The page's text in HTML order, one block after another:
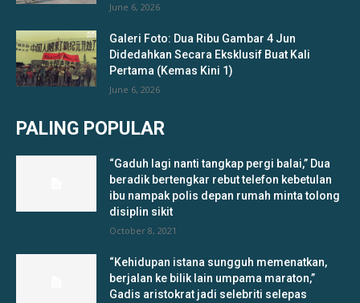
June 6, 2026
Galeri Foto: Dua Ribu Gambar 4 Jun
Didedahkan Secara Eksklusif Buat Kali
Pertama (Kemas Kini 1)
June 6, 2026
PALING POPULAR
“Gaduh lagi nanti tangkap pergi balai,” Dua
beradik bertengkar rebut telefon kebetulan
ibu nampak polis depan rumah minta tolong
disiplin sikit
October 8, 2021
“Kehidupan istana sungguh memenatkan,
berjalan ke bilik lain umpama maraton,”
Gadis aristokrat jadi selebriti selepas